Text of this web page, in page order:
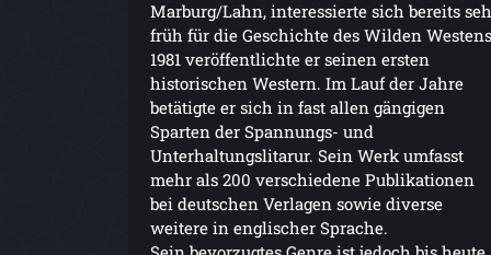
Marburg/Lahn, interessierte sich bereits
früh für die Geschichte des Wilden
1981 veröffentlichte er seinen ersten
historischen Western. Im Lauf der Jahre
betätigte er sich in fast allen gängigen
Sparten der Spannungs- und
Unterhaltungslitarur. Sein Werk umfasst
mehr als 200 verschiedene Publikationen
bei deutschen Verlagen sowie diverse
weitere in englischer Sprache.